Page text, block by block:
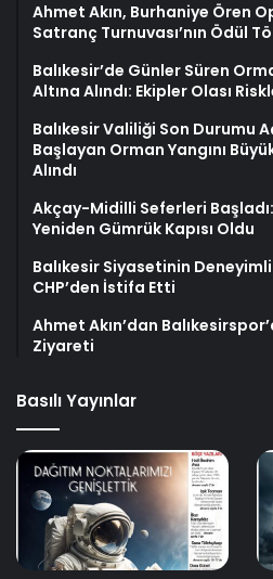
Ahmet Akın, Burhaniye Ören
Satranç Turnuvası’nın Ödül
Balıkesir’de Günler Süren
Altına Alındı: Ekipler Olası
Balıkesir Valiliği Son Durumu
Başlayan Orman Yangını
Alındı
Akçay-Midilli Seferleri
Yeniden Gümrük Kapısı Oldu
Balıkesir Siyasetinin
CHP’den İstifa Etti
Ahmet Akın’dan
Ziyareti
Basılı Yayınlar